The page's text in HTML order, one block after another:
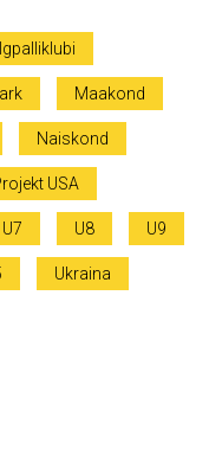
Maakond
Naiskond
USA
U7 U8 U9
Ukraina